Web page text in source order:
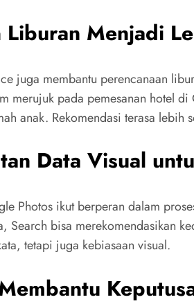
Liburan Menjadi
juga membantu perencanaan
merujuk pada pemesanan hotel
anak. Rekomendasi terasa lebih
Data Visual
Photos ikut berperan dalam
Search bisa merekomendasikan
tetapi juga kebiasaan visual.